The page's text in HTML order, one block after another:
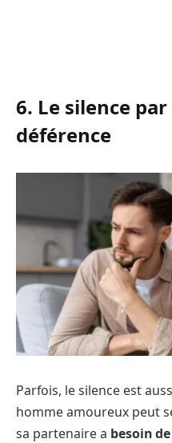
6. Le silence
déférence
Parfois, le silence est
homme amoureux peut
sa partenaire a besoin